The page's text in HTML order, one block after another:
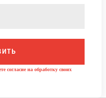
согласие на обработку своих